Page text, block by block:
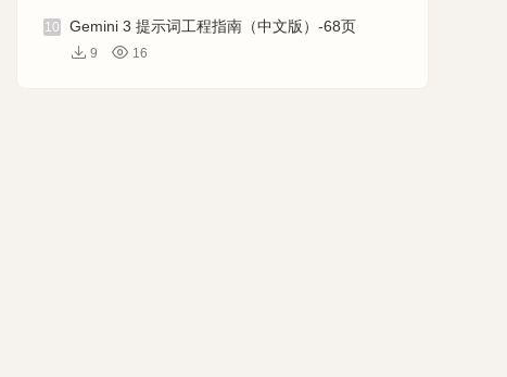
10 Gemini 3 提示词工程指南（中文版）-68页
9 16